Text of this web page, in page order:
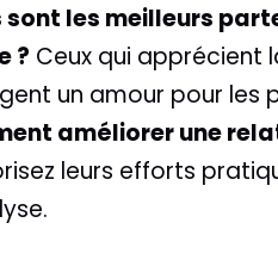
sont les meilleurs
? Ceux qui apprécient
un amour pour les
améliorer une
leurs efforts